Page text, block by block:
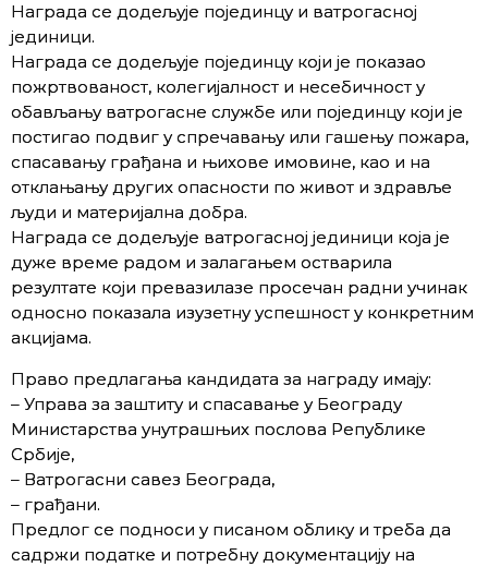
Награда се додељује појединцу и ватрогасној
јединици.
Награда се додељује појединцу који је показао
пожртвованост, колегијалност и несебичност у
обављању ватрогасне службе или појединцу који је
постигао подвиг у спречавању или гашењу пожара,
спасавању грађана и њихове имовине, као и на
отклањању других опасности по живот и здравље
људи и материјална добра.
Награда се додељује ватрогасној јединици која је
дуже време радом и залагањем остварила
резултате који превазилазе просечан радни учинак
односно показала изузетну успешност у конкретним
акцијама.
Право предлагања кандидата за награду имају:
– Управа за заштиту и спасавање у Београду
Министарства унутрашњих послова Републике
Србије,
– Ватрогасни савез Београда,
– грађани.
Предлог се подноси у писаном облику и треба да
садржи податке и потребну документацију на